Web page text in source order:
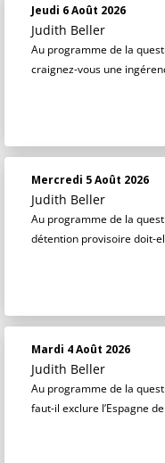
Jeudi 6 Août 2026
Judith Beller
Au programme de la
craignez-vous une
Mercredi 5 Août 2026
Judith Beller
Au programme de la
détention provisoire doit-
Mardi 4 Août 2026
Judith Beller
Au programme de la
faut-il exclure l’Espagne